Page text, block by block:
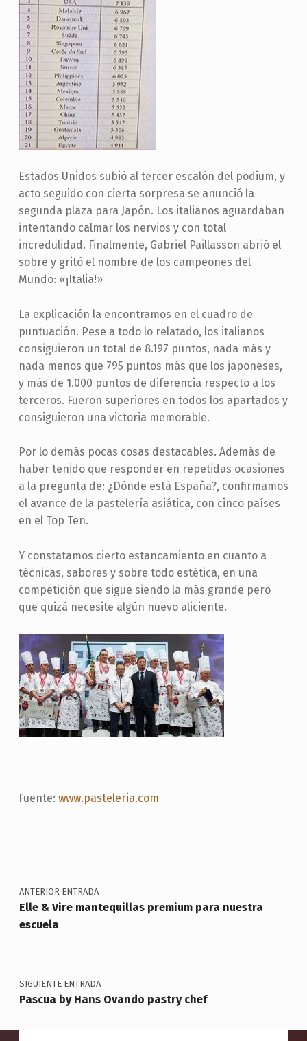
Estados Unidos subió al tercer escalón del podium, y
acto seguido con cierta sorpresa se anunció la
segunda plaza para Japón. Los italianos aguardaban
intentando calmar los nervios y con total
incredulidad. Finalmente, Gabriel Paillasson abrió el
sobre y gritó el nombre de los campeones del
Mundo: «¡Italia!»
La explicación la encontramos en el cuadro de
puntuación. Pese a todo lo relatado, los italianos
consiguieron un total de 8.197 puntos, nada más y
nada menos que 795 puntos más que los japoneses,
y más de 1.000 puntos de diferencia respecto a los
terceros. Fueron superiores en todos los apartados y
consiguieron una victoria memorable.
Por lo demás pocas cosas destacables. Además de
haber tenido que responder en repetidas ocasiones
a la pregunta de: ¿Dónde está España?, confirmamos
el avance de la pastelería asiática, con cinco países
en el Top Ten.
Y constatamos cierto estancamiento en cuanto a
técnicas, sabores y sobre todo estética, en una
competición que sigue siendo la más grande pero
que quizá necesite algún nuevo aliciente.
Fuente: www.pasteleria.com
Navegación de entradas
ANTERIOR ENTRADA
Elle & Vire mantequillas premium para nuestra
escuela
SIGUIENTE ENTRADA
Pascua by Hans Ovando pastry chef